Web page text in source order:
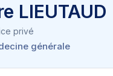
LIEUTAUD
privé
générale